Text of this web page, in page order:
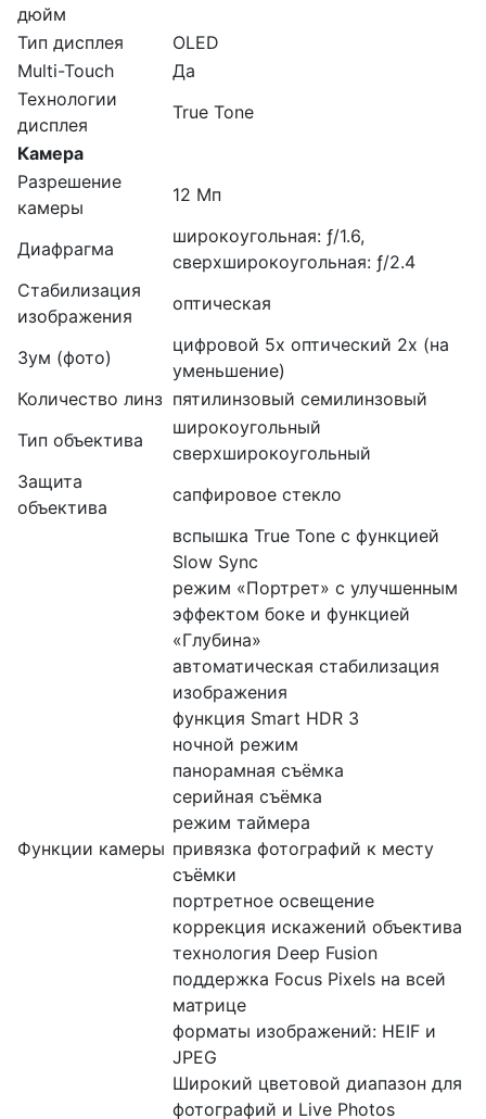
дюйм
Тип дисплея
OLED
Multi-Touch
Да
Технологии
дисплея
True Tone
Камера
Разрешение
камеры
12 Мп
Диафрагма
широкоугольная: ƒ/1.6,
сверхшироко­угольная: ƒ/2.4
Стабилизация
изображения
оптическая
Зум (фото)
цифровой 5x оптический 2x (на
уменьшение)
Количество линз пятилинзовый семилинзовый
Тип объектива
широкоугольный
сверхширокоугольный
Защита
объектива
сапфировое стекло
Функции камеры
вспышка True Tone с функцией
Slow Sync
режим «Портрет» с улучшенным
эффектом боке и функцией
«Глубина»
автоматическая стабилизация
изображения
функция Smart HDR 3
ночной режим
панорамная съёмка
серийная съëмка
режим таймера
привязка фотографий к месту
съёмки
портретное освещение
коррекция искажений объектива
технология Deep Fusion
поддержка Focus Pixels на всей
матрице
форматы изображений: HEIF и
JPEG
Широкий цветовой диапазон для
фотографий и Live Photos